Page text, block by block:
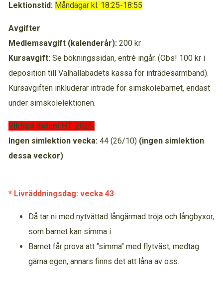
Lektionstid: Måndagar kl. 18:25-18:55
Avgifter
Medlemsavgift (kalenderår): 200 kr
Kursavgift: Se bokningssidan, entré ingår. (Obs! 100 kr i
deposition till Valhallabadets kassa för inträdesarmband).
Kursavgiften inkluderar inträde för simskolebarnet, endast
under simskolelektionen.
Viktiga datum HT 2026:
Ingen simlektion vecka: 44 (26/10) (ingen simlektion
dessa veckor)
* Livräddningsdag: vecka 43
Då tar ni med nytvättad långärmad tröja och långbyxor,
som barnet kan simma i.
Barnet får prova att "simma" med flytväst, medtag
gärna egen, annars finns det att låna av oss.